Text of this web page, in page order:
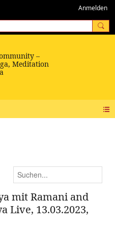
Anmelden
mit Ramani and
Live, 13.03.2023,